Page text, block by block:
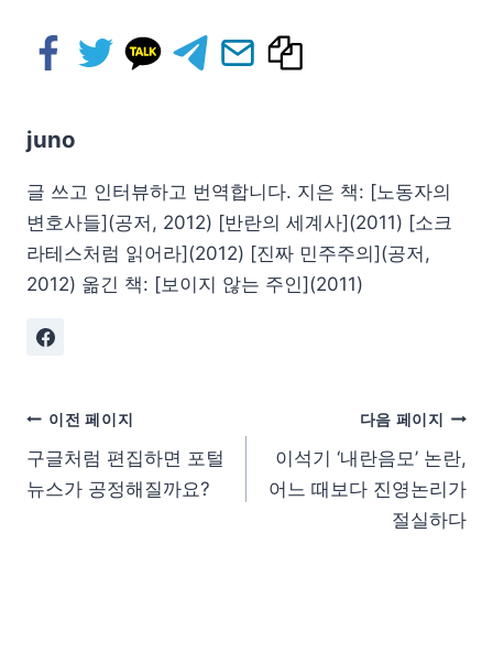
juno
글 쓰고 인터뷰하고 번역합니다. 지은 책: [노동자의
변호사들](공저, 2012) [반란의 세계사](2011) [소크
라테스처럼 읽어라](2012) [진짜 민주주의](공저,
2012) 옮긴 책: [보이지 않는 주인](2011)
이전 페이지
구글처럼 편집하면 포털
뉴스가 공정해질까요?
다음 페이지
이석기 ‘내란음모’ 논란,
어느 때보다 진영논리가
절실하다